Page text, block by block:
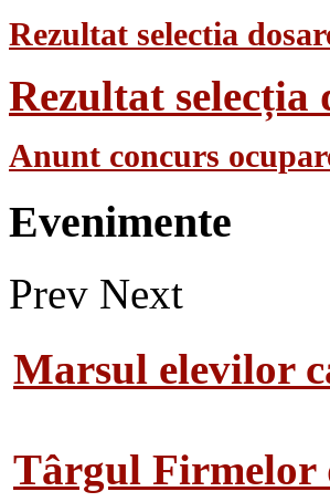
Rezultat selectia
Rezultat selecția
Anunt concurs
Evenimente
Prev Next
Marsul elevilor
Târgul Firmelor